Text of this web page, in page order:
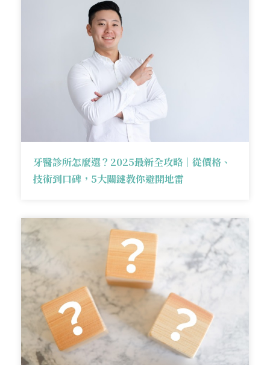
牙醫診所怎麼選？2025最新全攻略｜從價格、
技術到口碑，5大關鍵教你避開地雷